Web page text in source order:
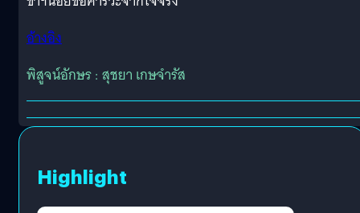
อ้างอิง
พิสูจน์อักษร : สุชยา เกษจำรัส
Highlight